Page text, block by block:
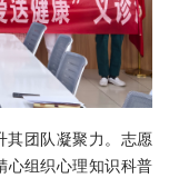
其团队凝聚力。志愿
心组织心理知识科普